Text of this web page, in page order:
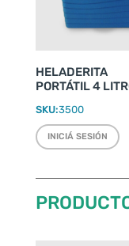
HELADERITA
PORTÁTIL 4
SKU:3500
INICIÁ SESIÓN